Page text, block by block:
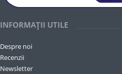
INFORMAȚII UTILE
Despre noi
Recenzii
Newsletter